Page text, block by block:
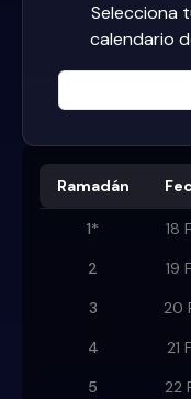
Selecciona
calendario
Ramadán
1* 18
2
19
3
20
4
21
5
22